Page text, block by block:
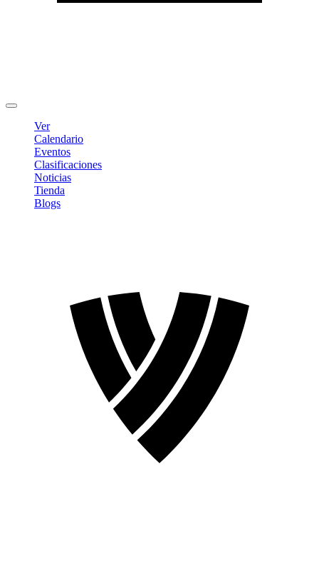
Ver
Calendario
Eventos
Clasificaciones
Noticias
Tienda
Blogs